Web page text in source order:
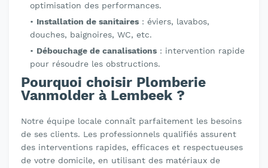
optimisation des performances.
Installation de sanitaires : éviers, lavabos,
douches, baignoires, WC, etc.
Débouchage de canalisations : intervention rapide
pour résoudre les obstructions.
Pourquoi choisir Plomberie
Vanmolder à Lembeek ?
Notre équipe locale connaît parfaitement les besoins
de ses clients. Les professionnels qualifiés assurent
des interventions rapides, efficaces et respectueuses
de votre domicile, en utilisant des matériaux de